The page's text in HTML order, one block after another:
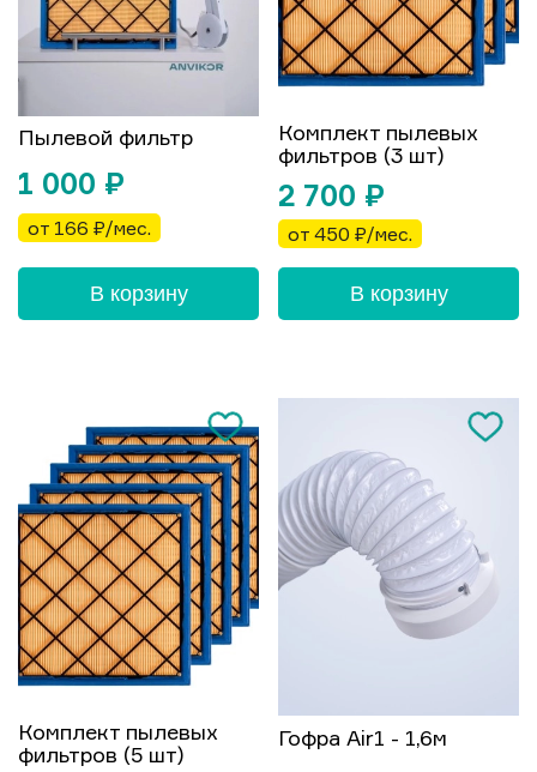
Пылевой фильтр
1 000 ₽
от 166 ₽/мес.
В корзину
Комплект пылевых
фильтров (3 шт)
2 700 ₽
от 450 ₽/мес.
В корзину
Комплект пылевых
фильтров (5 шт)
Гофра Air1 - 1,6м